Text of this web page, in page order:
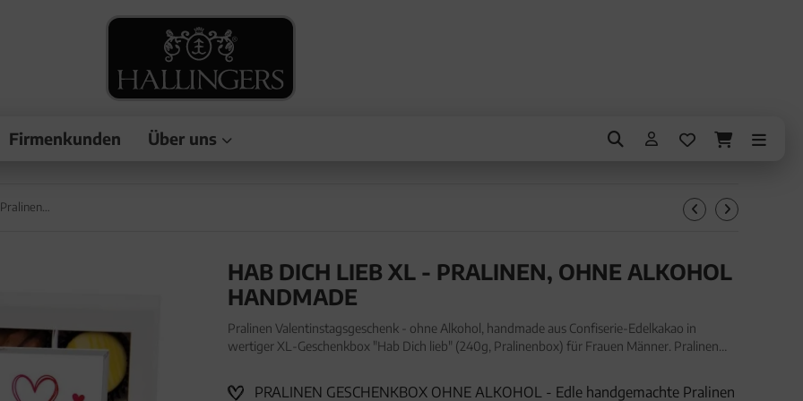
Firmenkunden Über uns
HAB DICH LIEB XL - PRALINEN, OHNE ALKOHOL
HANDMADE
Pralinen Valentinstagsgeschenk - ohne Alkohol, handmade aus Confiserie-Edelkakao in
wertiger XL-Geschenkbox "Hab Dich lieb" (240g, Pralinenbox) für Frauen Männer. Pralinen
PRALINEN GESCHENKBOX OHNE ALKOHOL - Edle handgemachte Pralinen